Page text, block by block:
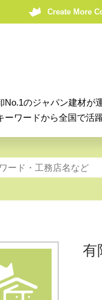
Create More
No.1のジャパン建材が
ーワードから全国で活
有